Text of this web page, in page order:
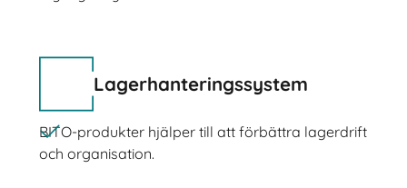
Lagerhanteringssystem
BITO-produkter hjälper till att förbättra lagerdrift
och organisation.